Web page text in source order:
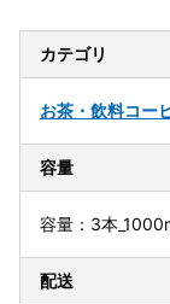
カテゴリ
お茶・飲料コー
容量
容量：3本
配送